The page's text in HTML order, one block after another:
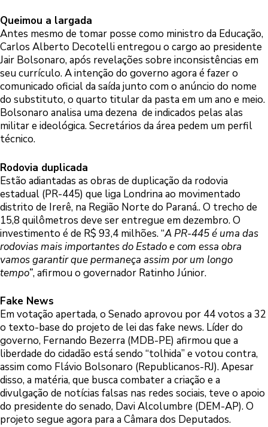
Queimou a largada
Antes mesmo de tomar posse como ministro da Educação,
Carlos Alberto Decotelli entregou o cargo ao presidente
Jair Bolsonaro, após revelações sobre inconsistências em
seu currículo. A intenção do governo agora é fazer o
comunicado oficial da saída junto com o anúncio do nome
do substituto, o quarto titular da pasta em um ano e meio.
Bolsonaro analisa uma dezena de indicados pelas alas
militar e ideológica. Secretários da área pedem um perfil
técnico.
Rodovia duplicada
Estão adiantadas as obras de duplicação da rodovia
estadual (PR-445) que liga Londrina ao movimentado
distrito de Irerê, na Região Norte do Paraná.. O trecho de
15,8 quilômetros deve ser entregue em dezembro. O
investimento é de R$ 93,4 milhões. “A PR-445 é uma das
rodovias mais importantes do Estado e com essa obra
vamos garantir que permaneça assim por um longo
tempo”, afirmou o governador Ratinho Júnior.
Fake News
Em votação apertada, o Senado aprovou por 44 votos a 32
o texto-base do projeto de lei das fake news. Líder do
governo, Fernando Bezerra (MDB-PE) afirmou que a
liberdade do cidadão está sendo “tolhida” e votou contra,
assim como Flávio Bolsonaro (Republicanos-RJ). Apesar
disso, a matéria, que busca combater a criação e a
divulgação de notícias falsas nas redes sociais, teve o apoio
do presidente do senado, Davi Alcolumbre (DEM-AP). O
projeto segue agora para a Câmara dos Deputados.